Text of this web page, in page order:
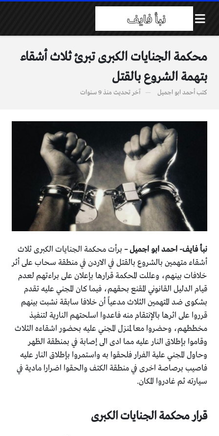
محكمة الجنايات الكبرى تبرئ ثلاث أشقاء
بتهمة الشروع بالقتل
كتبأحمد ابو اجميل آخر تحديث منذ 9 سنوات
نبأ فايف- احمد ابو اجميل – برأت محكمة الجنايات الكبرى ثلاث
أشقاء متهمين بالشروع بالقتل في الاردن في منطقة سحاب على أثر
خلافات بينهم، وعللت المحكمة قرارها بإعلان على براءتهم لعدم
قيام الدليل القانوني المقنع بحقهم، فيما كان المجني عليه تقدم
بشكوى ضد المتهمين الثلاث مدعياً أن خلافا سابقة نشبت بينهم
قرروا على اثرها بالإنتقام منه فاعدوا اسلحتهم النارية لتنفيذ
مخططهم، وحضروا معا لمنزل المجني عليه بحضور اشقاءه الثلاث
وقاموا بإطلاق النار عليه مما ادى الى إصابة في بمنطقة الظهر
وحاول المجني علية الفرار فلحقوا به واستمروا بإطلاق النار عليه
فاصيب برصاصة اخرى في منطقة الكتف والحقوا اضرارا مادية في
سيارته ثم غادروا المكان.
قرار محكمة الجنايات الكبرى